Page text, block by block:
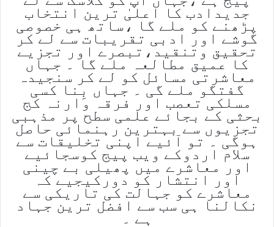
جدیدادب کا اعلیٰ ترین انتخاب
پڑھنے کو ملے گا ،ساتھ ہی خصوصی
گوشے اور ادبی تقریبات سے لے کر
تحقیق وتنقید،تبصرے اور تجزیے
کا عمیق مطالعہ ملے گا ۔ جہاں
معاشرتی مسائل کو لے کر سنجیدہ
گفتگو ملے گی ۔ جہاں بِنا کسی
مسلکی تعصب اور فرقہ وارنہ کج
بحثی کے بجائے علمی سطح پر مذہبی
تجزیوں سے بہترین رہنمائی حاصل
ہوگی ۔ تو آئیے اپنی تخلیقات سے
سلام اردوکے ویب پیج کوسجائیے
اور معاشرے میں پھیلی بے چینی
اور انتشار کو دورکیجیے کہ
معاشرے کو جہالت کی تاریکی سے
نکالنا ہی سب سے افضل ترین جہاد
ہے ۔